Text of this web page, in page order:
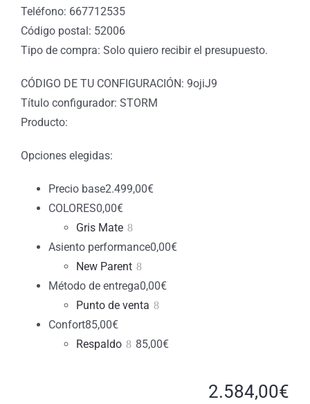
Teléfono: 667712535
Código postal: 52006
Tipo de compra: Solo quiero recibir el presupuesto.
CÓDIGO DE TU CONFIGURACIÓN: 9ojiJ9
Título configurador: STORM
Producto:
Opciones elegidas:
Precio base2.499,00€
COLORES0,00€
Gris Mate
Asiento performance0,00€
New Parent
Método de entrega0,00€
Punto de venta
Confort85,00€
Respaldo
85,00€
2.584,00€